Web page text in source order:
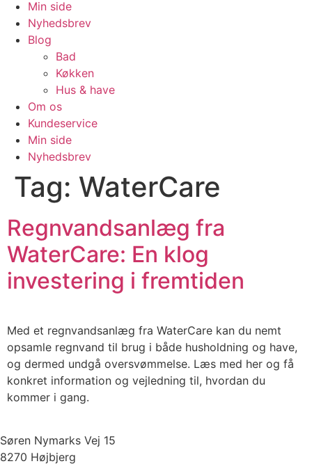
Min side
Nyhedsbrev
Blog
Bad
Køkken
Hus & have
Om os
Kundeservice
Min side
Nyhedsbrev
Tag: WaterCare
Regnvandsanlæg fra
WaterCare: En klog
investering i fremtiden
Med et regnvandsanlæg fra WaterCare kan du nemt
opsamle regnvand til brug i både husholdning og have,
og dermed undgå oversvømmelse. Læs med her og få
konkret information og vejledning til, hvordan du
kommer i gang.
Søren Nymarks Vej 15
8270 Højbjerg